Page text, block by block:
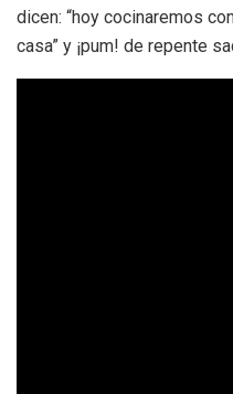
dicen: “hoy cocinaremos
casa” y ¡pum! de repente